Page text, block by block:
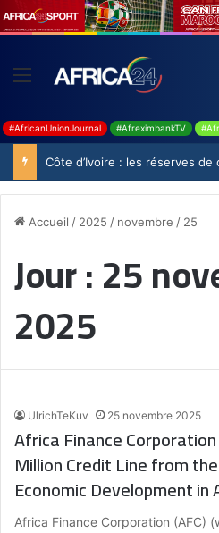
#AfricanUnionJournal #AfreximbankTV
Accueil / 2025 / novembre / 25
Jour :25
2025
UlrichTeKuv 25 novembre 2025
Africa Finance
Million Credit Line from
Economic Development in
Accelerate Infrastructure
Africa Finance Corporation (AFC)